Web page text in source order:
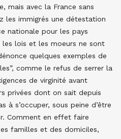
mais avec la France sans
les immigrés une détestation
nationale pour les pays
les lois et les moeurs ne sont
quelques exemples de
comme le refus de serrer la
de virginité avant
privées dont on sait depuis
à s’occuper, sous peine d’être
Comment en effet faire
familles et des domiciles,